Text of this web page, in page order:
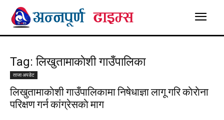
Tag: लिखुतामाकाेशी गाउँपालिका
ताजा अपडेट
लिखुतामाकाेशी गाउँपालिकामा निषेधाज्ञा लागू गरि काेराेना
परिक्षण गर्न कांग्रेसकाे माग